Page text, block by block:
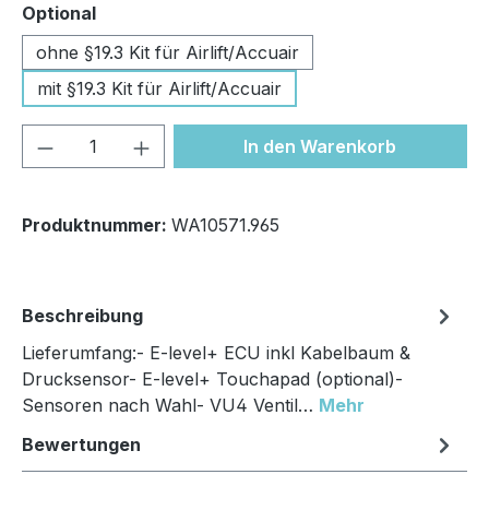
Optionalauswählen
ohne §19.3 Kit für Airlift/Accuair
mit §19.3 Kit für Airlift/Accuair
Produkt Anzahl: Gib denIn den Warenkorb
Produktnummer: WA10571.965
Beschreibung
Lieferumfang:- E-level+ ECU inkl Kabelbaum &
Drucksensor- E-level+ Touchapad (optional)-
Sensoren nach Wahl- VU4 Ventil… Mehr
Bewertungen